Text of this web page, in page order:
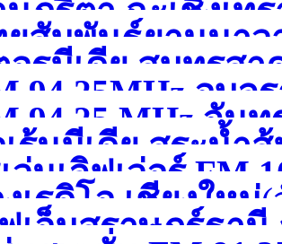
ภูริตา ฉะเชิงเทร
สัมพันธ์ยานนาว
รุงเทพมหานคร(
อรมีเดีย สมุทรสา
94.25MHz อุบล
94.25 MHz จันท
ร้นมีเดีย สระน้ำ
ว่นเลิฟเว่อร์ FM
ณบุรี )
เรดิโอ เชียงใหม่(
ฟเอ็มสุราษฎร์ธา